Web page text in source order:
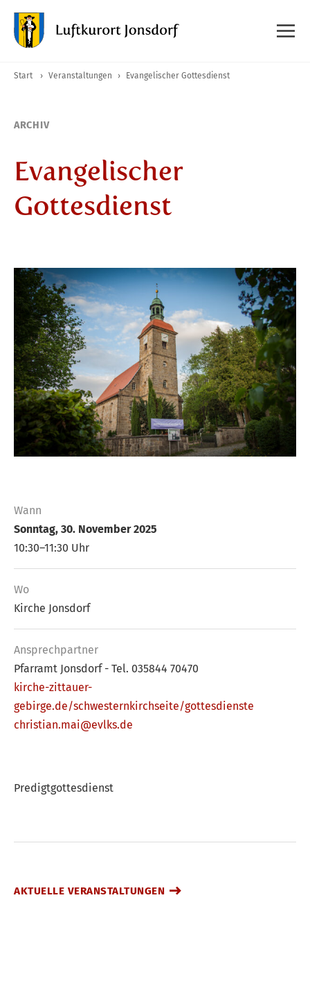
Start › Veranstaltungen › Evangelischer Gottesdienst
ARCHIV
Evangelischer
Gottesdienst
Wann
Sonntag, 30. November 2025
10:30–11:30 Uhr
Wo
Kirche Jonsdorf
Ansprech­partner
Pfarramt Jonsdorf - Tel. 035844 70470
kirche-zittauer-
gebirge.de/schwesternkirchseite/gottesdienste
christian.mai@evlks.de
Predigtgottesdienst
AKTUELLE VERANSTALTUNGEN